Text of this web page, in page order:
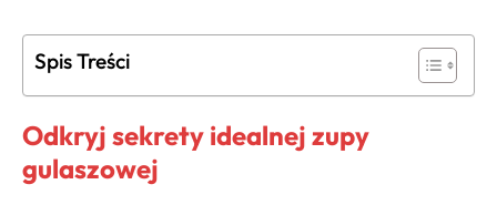
Spis Treści
Odkryj sekrety idealnej zupy
gulaszowej